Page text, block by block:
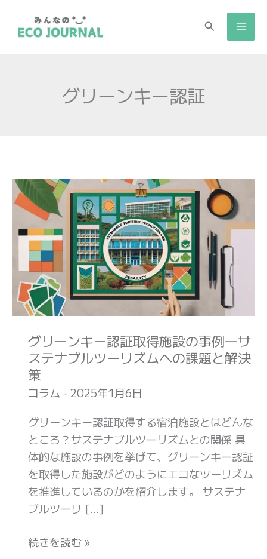
検
グリーンキー認証
グリーンキー認証取得施設の事例―サ
ステナブルツーリズムへの課題と解決
策
コラム - 2025年1月6日
グリーンキー認証取得する宿泊施設とはどんな
ところ？サステナブルツーリズムとの関係 具
体的な施設の事例を挙げて、グリーンキー認証
を取得した施設がどのようにエコなツーリズム
を推進しているのかを紹介します。 サステナ
ブルツーリ […]
グ
リ
ー
ン
キ
ー
認
証
得
施
設
の
例
―
サ
ス
テ
ナ
ル
続きを読む »